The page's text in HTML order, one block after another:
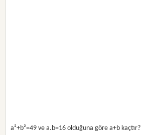
a²+b²=49 ve a.b=16 olduğuna göre a+b kaçtır?